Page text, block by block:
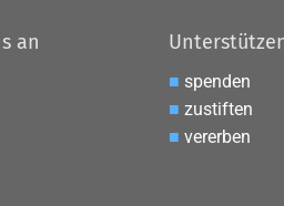
an
■ spenden
■ zustiften
■ vererben